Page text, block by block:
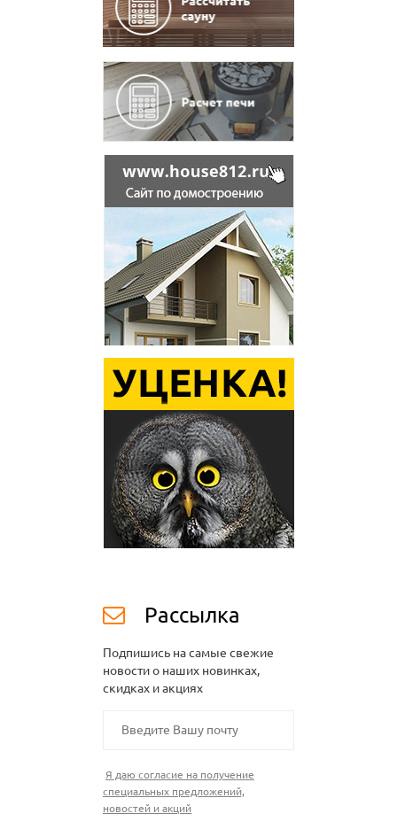
Рассылка
Подпишись на самые свежие
новости о наших новинках,
скидках и акциях
Я даю согласие на получение
специальных предложений,
новостей и акций